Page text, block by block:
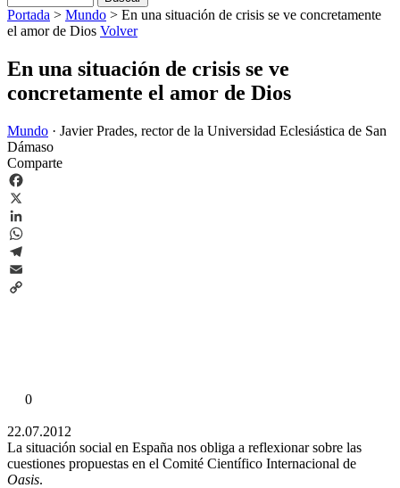
Portada > Mundo > En una situación de crisis se ve concretamente
el amor de Dios Volver
En una situación de crisis se ve
concretamente el amor de Dios
Mundo · Javier Prades, rector de la Universidad Eclesiástica de San
Dámaso
Comparte
Facebook
X
LinkedIn
WhatsApp
Telegram
Email
0
22.07.2012
La situación social en España nos obliga a reflexionar sobre las
cuestiones propuestas en el Comité Científico Internacional de
Oasis.